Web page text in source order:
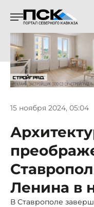
15 ноября 2024, 05:04
Ленина в
В Ставрополе